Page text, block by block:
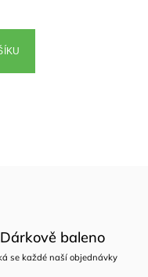
Dárkově baleno
se každé naší objednávky